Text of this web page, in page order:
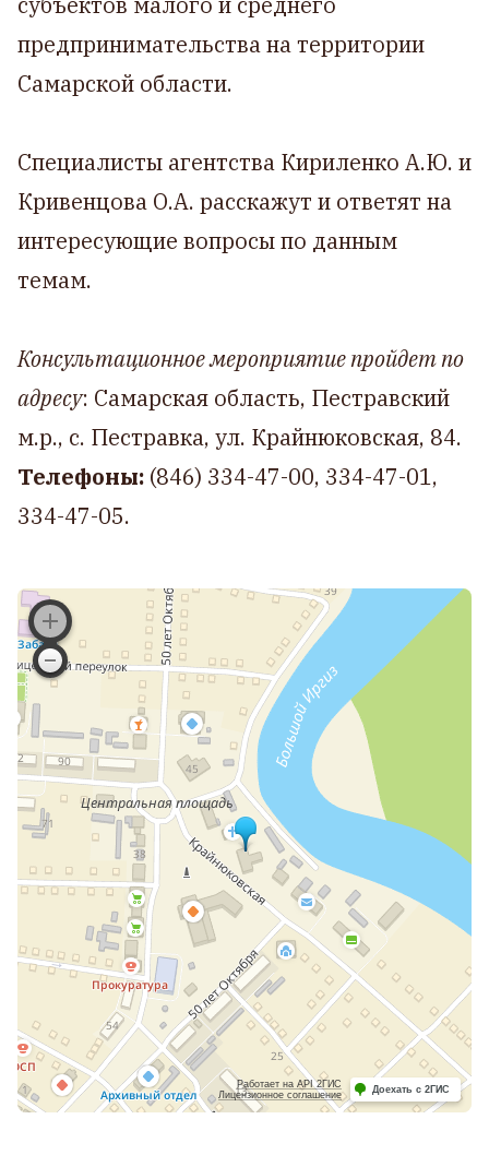
предпринимательства на территории
Самарской области.
Специалисты агентства Кириленко А.Ю. и
Кривенцова О.А. расскажут и ответят на
интересующие вопросы по данным
темам.
Консультационное мероприятие пройдет по
адресу: Самарская область, Пестравский
м.р., c. Пестравка, ул. Крайнюковская, 84.
Телефоны: (846) 334-47-00, 334-47-01,
334-47-05.
Работает на API 2ГИС
Лицензионное соглашение
Доехать с 2ГИС